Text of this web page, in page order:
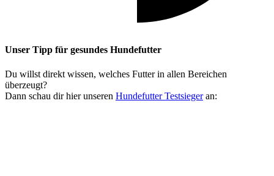
Unser Tipp für gesundes Hundefutter
Du willst direkt wissen, welches Futter in allen Bereichen
überzeugt?
Dann schau dir hier unseren Hundefutter Testsiegeran: